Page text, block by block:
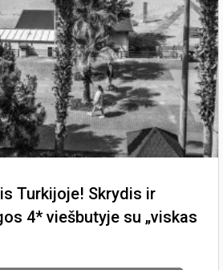
Turkijoje! Skrydis ir
4* viešbutyje su „viskas